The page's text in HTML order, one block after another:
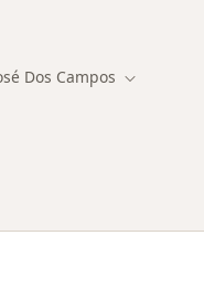
Dos Campos Mudar de